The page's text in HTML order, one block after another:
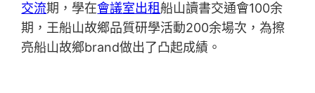
交流期，學在會議室出租船山讀書交通會100余
期，王船山故鄉品質研學活動200余場次，為擦
亮船山故鄉brand做出了凸起成績。